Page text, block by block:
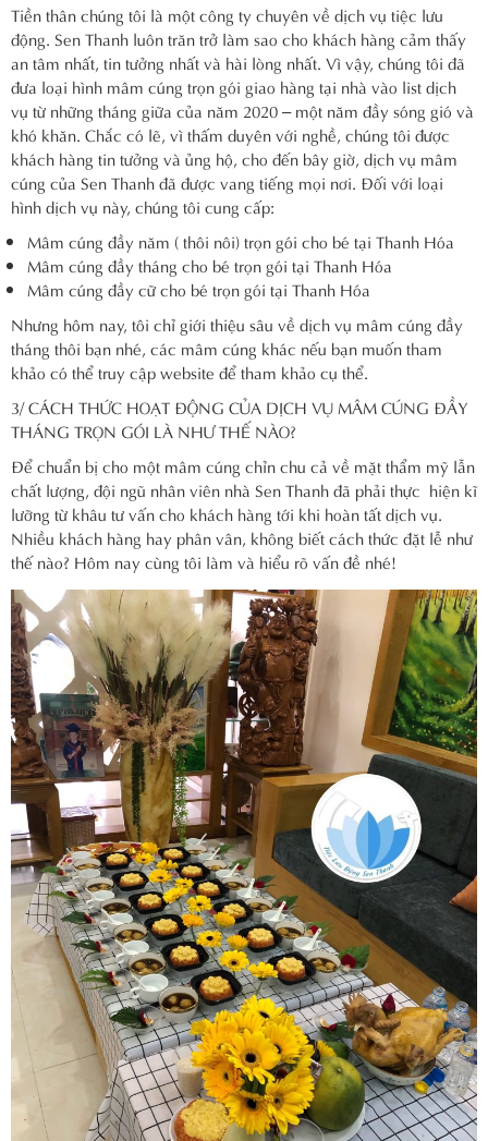
Tiền thân chúng tôi là một công ty chuyên về dịch vụ tiệc lưu
động. Sen Thanh luôn trăn trở làm sao cho khách hàng cảm thấy
an tâm nhất, tin tưởng nhất và hài lòng nhất. Vì vậy, chúng tôi đã
đưa loại hình mâm cúng trọn gói giao hàng tại nhà vào list dịch
vụ từ những tháng giữa của năm 2020 – một năm đầy sóng gió và
khó khăn. Chắc có lẽ, vì thấm duyên với nghề, chúng tôi được
khách hàng tin tưởng và ủng hộ, cho đến bây giờ, dịch vụ mâm
cúng của Sen Thanh đã được vang tiếng mọi nơi. Đối với loại
hình dịch vụ này, chúng tôi cung cấp:
Mâm cúng đầy năm ( thôi nôi) trọn gói cho bé tại Thanh Hóa
Mâm cúng đầy tháng cho bé trọn gói tại Thanh Hóa
Mâm cúng đầy cữ cho bé trọn gói tại Thanh Hóa
Nhưng hôm nay, tôi chỉ giới thiệu sâu về dịch vụ mâm cúng đầy
tháng thôi bạn nhé, các mâm cúng khác nếu bạn muốn tham
khảo có thể truy cập website để tham khảo cụ thể.
3/ CÁCH THỨC HOẠT ĐỘNG CỦA DỊCH VỤ MÂM CÚNG ĐẦY
THÁNG TRỌN GÓI LÀ NHƯ THẾ NÀO?
Để chuẩn bị cho một mâm cúng chỉn chu cả về mặt thẩm mỹ lẫn
chất lượng, đội ngũ nhân viên nhà Sen Thanh đã phải thực hiện kĩ
lưỡng từ khâu tư vấn cho khách hàng tới khi hoàn tất dịch vụ.
Nhiều khách hàng hay phân vân, không biết cách thức đặt lễ như
thế nào? Hôm nay cùng tôi làm và hiểu rõ vấn đề nhé!